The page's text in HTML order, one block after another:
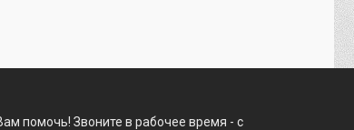
помочь! Звоните в рабочее время - с